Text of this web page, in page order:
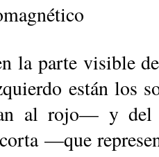
la parte visible
están los
al rojo— y del
—que